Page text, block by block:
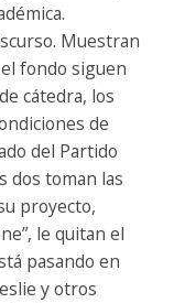
Muestran
fondo siguen
cátedra, los
de
del Partido
dos toman las
proyecto,
le quitan el
pasando en
y otros